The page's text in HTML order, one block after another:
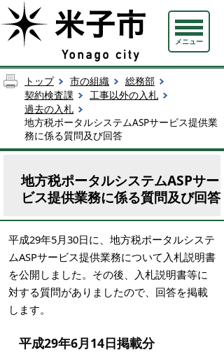
メニュー
トップ 市の組織
総務部
契約検査課
工事以外の入札
過去の入札
地方税ポータルシステムASPサービス提供業
務に係る質問及び回答
地方税ポータルシステムASPサー
ビス提供業務に係る質問及び回答
平成29年5月30日に、地方税ポータルシステ
ムASPサービス提供業務について入札説明書
を公開しました。その後、入札説明書等に
対する質問がありましたので、回答を掲載
します。
平成29年6月14日掲載分